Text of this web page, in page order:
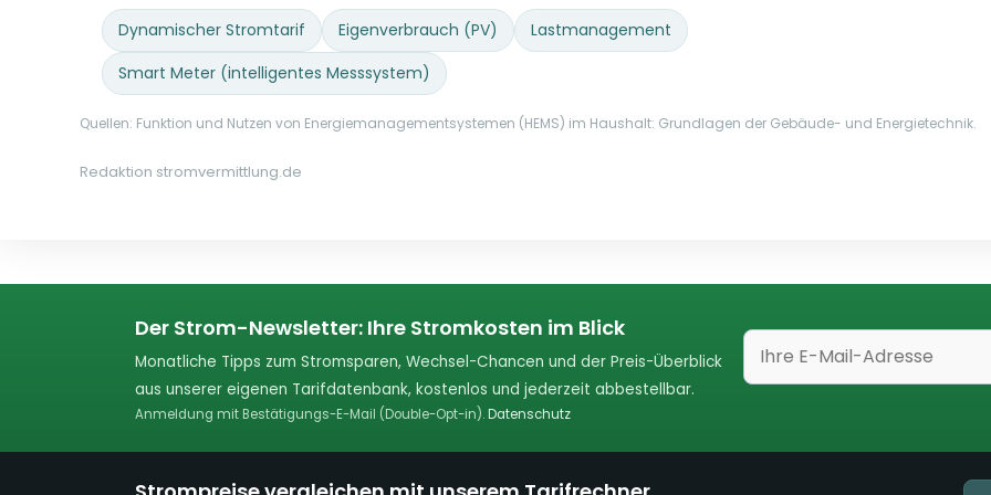
Dynamischer Stromtarif Eigenverbrauch (PV)
Lastmanagement
Smart Meter (intelligentes Messsystem)
Quellen: Funktion und Nutzen von Energiemanagementsystemen (HEMS) im Haushalt: Grundlagen der Gebäude- und Energietechnik.
Redaktion stromvermittlung.de
Der Strom-Newsletter: Ihre Stromkosten im Blick
Monatliche Tipps zum Stromsparen, Wechsel-Chancen und der Preis-Überblick
aus unserer eigenen Tarifdatenbank, kostenlos und jederzeit abbestellbar.
Anmeldung mit Bestätigungs-E-Mail (Double-Opt-in).Datenschutz